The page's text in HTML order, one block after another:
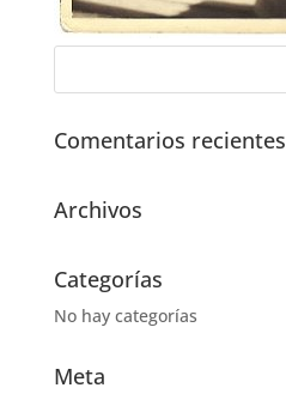
Comentarios recientes
Archivos
Categorías
No hay categorías
Meta